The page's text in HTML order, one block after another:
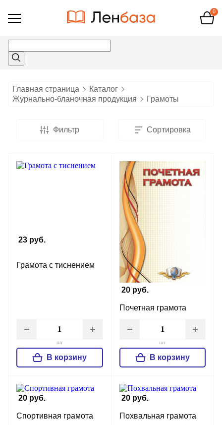
Открыть
0
Главная страница
Каталог
Журнально-бланочная продукция
Грамоты
Фильтр Сортировка
23 руб.
Грамота с тиснением
В корзину
шт
20 руб.
Почетная грамота
В корзину
шт
20 руб.
Спортивная грамота
20 руб.
Похвальная грамота